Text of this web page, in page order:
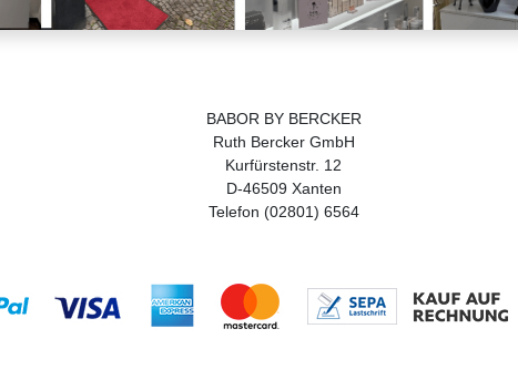
BABOR BY BERCKER
Ruth Bercker GmbH
Kurfürstenstr. 12
D-46509 Xanten
Telefon (02801) 6564